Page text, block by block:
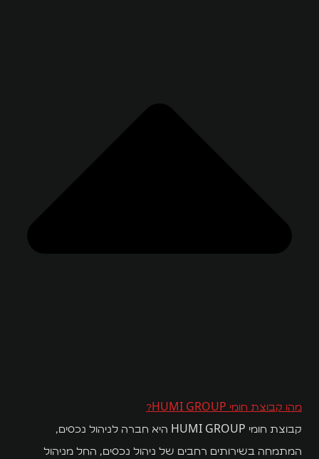
מהו קבוצת חומי HUMI GROUP?
קבוצת חומי HUMI GROUP היא חברה לניהול נכסים,
המתמחה בשירותים רחבים של ניהול נכסים, החל מניהול